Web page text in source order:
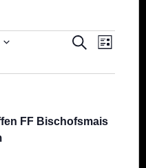
und
Suche
Liste
FF Bischofsmais